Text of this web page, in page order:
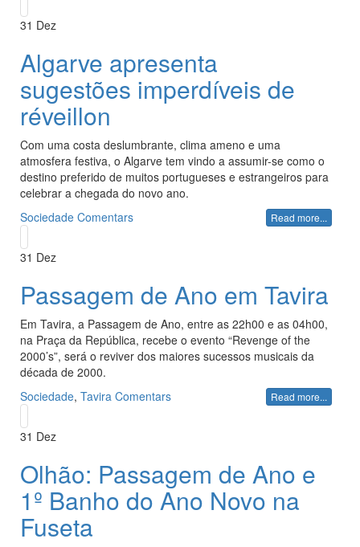
31 Dez
Algarve apresenta
sugestões imperdíveis de
réveillon
Com uma costa deslumbrante, clima ameno e uma
atmosfera festiva, o Algarve tem vindo a assumir-se como o
destino preferido de muitos portugueses e estrangeiros para
celebrar a chegada do novo ano.
Sociedade Comentars Read more...
31 Dez
Passagem de Ano em Tavira
Em Tavira, a Passagem de Ano, entre as 22h00 e as 04h00,
na Praça da República, recebe o evento “Revenge of the
2000’s”, será o reviver dos maiores sucessos musicais da
década de 2000.
Sociedade, Tavira Comentars Read more...
31 Dez
Olhão: Passagem de Ano e
1º Banho do Ano Novo na
Fuseta